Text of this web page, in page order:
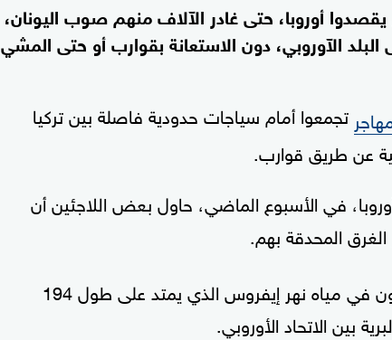
أوروبا، حتى غادر الآلاف منهم صوب اليونان،
الآوروبي، دون الاستعانة بقوارب أو حتى المشي
تجمعوا أمام سياجات حدودية فاصلة بين تركيا
عن طريق قوارب.
في الأسبوع الماضي، حاول بعض اللاجئين أن
المحدقة بهم.
وأظهرت الصور عددا من الأشخاص وهم يسبحون في مياه نهر إيفروس الذي يمتد على طول 194